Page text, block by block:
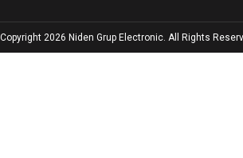
2026 Niden Grup Electronic. All Rights